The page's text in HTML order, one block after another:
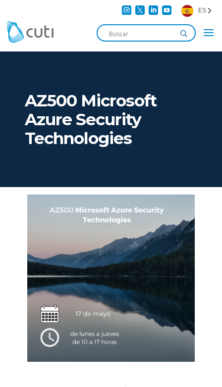
    ES
AZ500 Microsoft
Azure Security
Technologies